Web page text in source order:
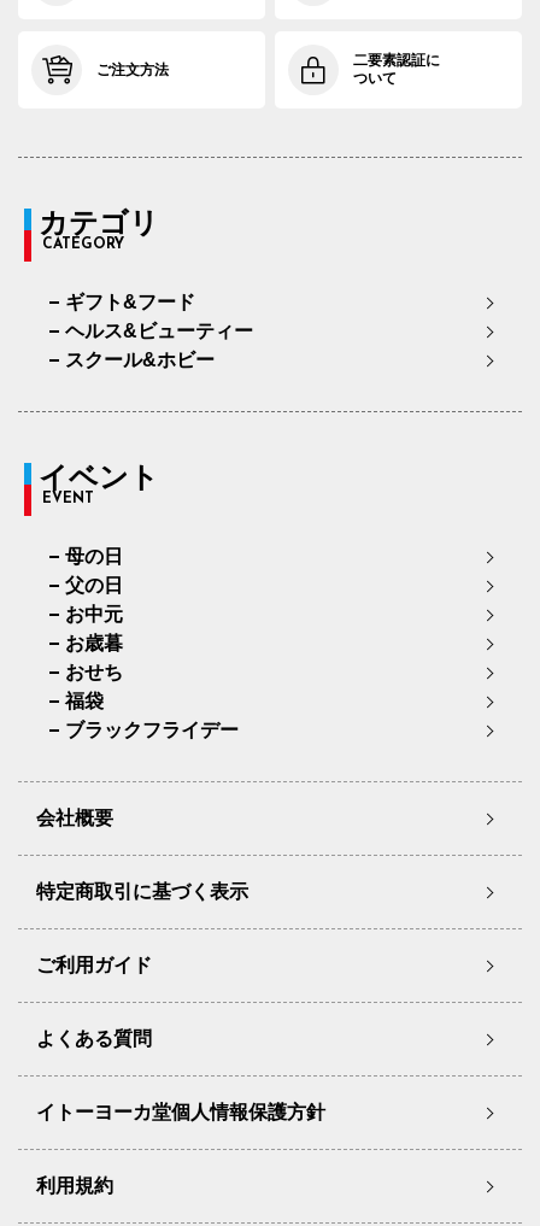
ご注文方法
二要素認証に
ついて
カテゴリ
CATEGORY
ギフト&フード
ヘルス&ビューティー
スクール&ホビー
イベント
EVENT
母の日
父の日
お中元
お歳暮
おせち
福袋
ブラックフライデー
会社概要
特定商取引に基づく表示
ご利用ガイド
よくある質問
イトーヨーカ堂個人情報保護方針
利用規約